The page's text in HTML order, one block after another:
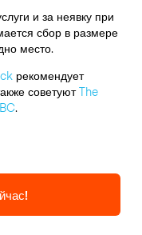
и за неявку при
сбор в размере
место.
рекомендует
советуютThe
.